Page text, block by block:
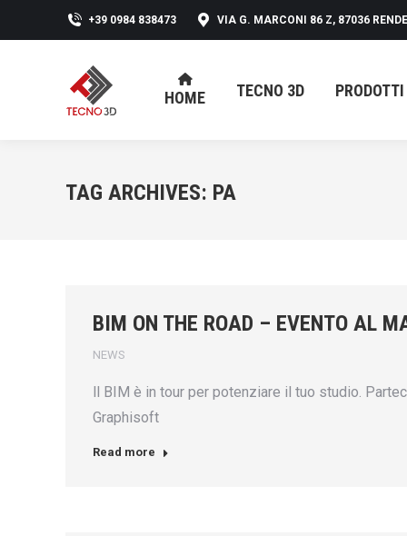
+39 0984 838473 VIA G. MARCONI 86 Z, 87036
HOME TECNO 3D PRODOTTI
TAG ARCHIVES: PA
BIM ON THE ROAD – EVENTO AL
NEWS
ll BIM è in tour per potenziare il tuo studio.
Graphisoft
Read more
HOME